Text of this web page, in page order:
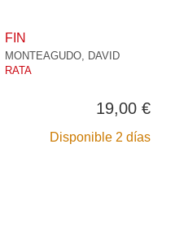
FIN
MONTEAGUDO, DAVID
RATA
19,00 €
Disponible 2 días